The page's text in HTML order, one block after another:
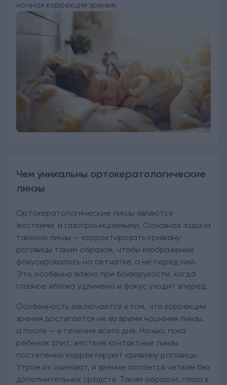
ночная коррекция зрения.
Чем уникальны ортокератологические
линзы
Ортокератологические линзы являются
жесткими и газопроницаемыми. Основная задача
такихой линзы — корректировать кривизну
роговицы таким образом, чтобы изображение
фокусировалось на сетчатке, а не перед ней.
Это особенно важно при близорукости, когда
глазное яблоко удлинено и фокус уходит вперед.
Особенность заключается в том, что коррекции
зрения достигается не во время ношения линзы,
а после — в течение всего дня. Ночью, пока
ребенок спит, жесткие контактные линзы
постепенно корректируют кривизну роговицы.
Утром их снимают, и зрение остается четким без
дополнительных средств. Таким образом, глаза в